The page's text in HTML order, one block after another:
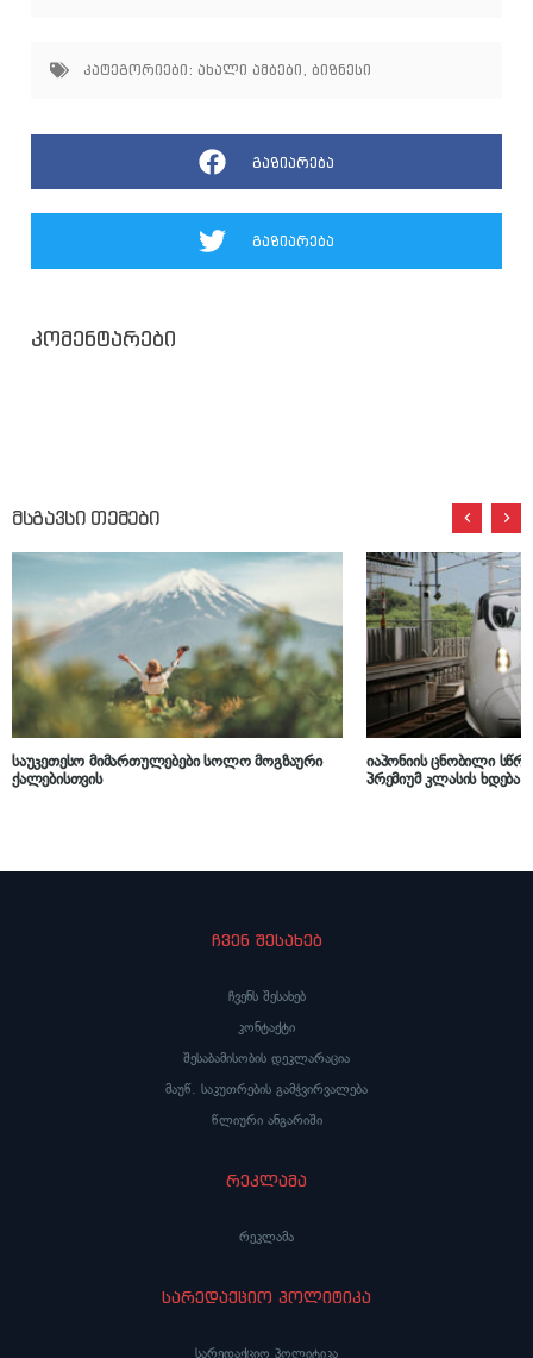
კატეგორიები: ახალი ამბები , ბიზნესი
გაზიარება
გაზიარება
კომენტარები
მსგავსი თემები
საუკეთესო მიმართულებები სოლო მოგზაური
ქალებისთვის
იაპონიის ცნობილი
პრემიუმ კლასის ხდება
ჩვენ შესახებ
ჩვენს შესახებ
კონტაქტი
შესაბამისობის დეკლარაცია
მაუწ. საკუთრების გამჭვირვალება
წლიური ანგარიში
რეკლამა
რეკლამა
სარედაქციო პოლიტიკა
სარედაქციო პოლიტიკა